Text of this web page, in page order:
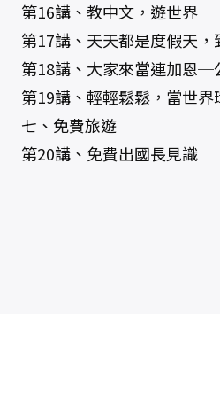
第16講、教中文，遊世界
第17講、天天都是度假天，
第18講、大家來當連加恩─
第19講、輕輕鬆鬆，當世界
七、免費旅遊
第20講、免費出國長見識